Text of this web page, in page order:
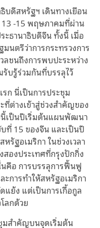
บดีสหรัฐฯ เดินทางเยือน
13 -15 พฤษภาคมที่ผ่าน
ธานาธิบดีจีน ทั้งนี้ เมื่อ
นตรีว่าการกระทรวงการ
ชนถึงการพบปะระหว่าง
บรู้ร่วมกันที่บรรลุไว้
รก นี่เป็นการประชุม
ที่ต่างเข้าสู่ช่วงสำคัญของ
เป็นปีเริ่มต้นแผนพัฒนา
ที่ 15 ของจีน และเป็นปี
รัฐอเมริกา ในช่วงเวลา
องประเทศที่กรุงปักกิ่ง
อ การบรรลุการฟื้นฟู
การทำให้สหรัฐอเมริกา
แย้ง แต่เป็นการเกื้อกูล
ลกด้วย
มสำคัญบนจุดเริ่มต้น